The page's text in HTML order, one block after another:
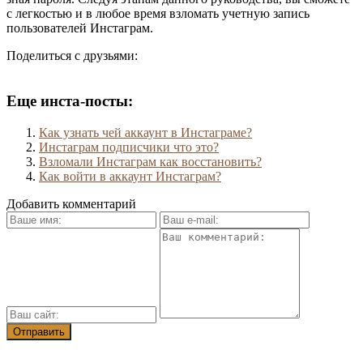
с легкостью и в любое время взломать учетную запись
пользователей Инстаграм.
Поделиться с друзьями:
Еще инста-посты:
Как узнать чей аккаунт в Инстаграме?
Инстаграм подписчики что это?
Взломали Инстаграм как восстановить?
Как войти в аккаунт Инстаграм?
Добавить комментарий